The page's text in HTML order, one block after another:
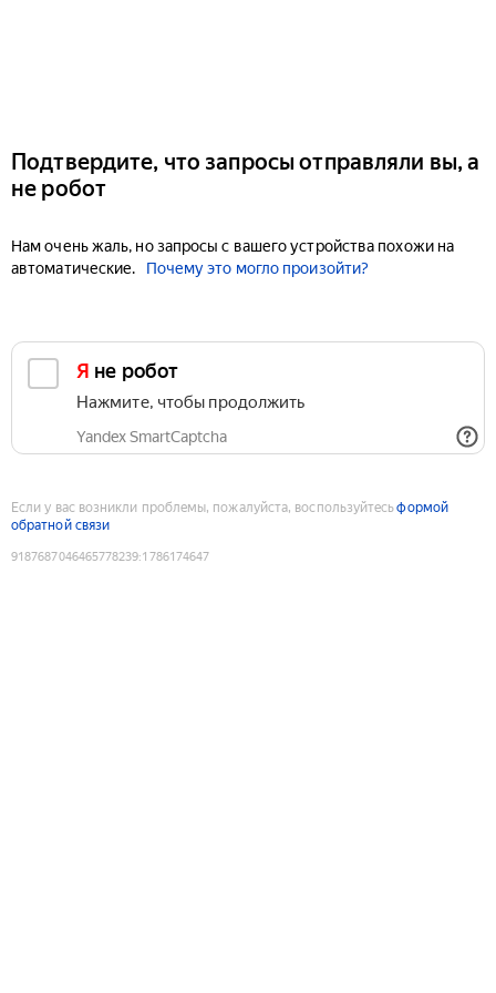
Подтвердите, что запросы отправляли вы, а
не робот
Нам очень жаль, но запросы с вашего устройства похожи на
автоматические.
Почему это могло произойти?
Я не робот
Нажмите, чтобы продолжить
Yandex SmartCaptcha
Если у вас возникли проблемы, пожалуйста, воспользуйтесьформой
обратной связи
9187687046465778239:1786174647